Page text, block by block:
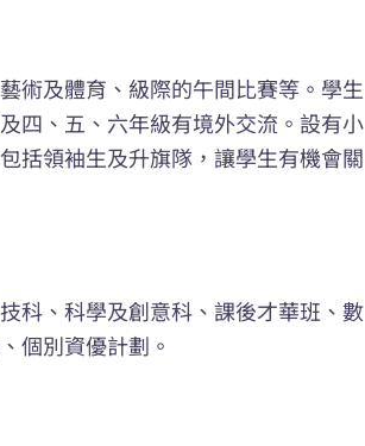
術及體育、級際的午間比賽等。學生
四、五、六年級有境外交流。設有小
括領袖生及升旗隊，讓學生有機會關
科、科學及創意科、課後才華班、數
個別資優計劃。